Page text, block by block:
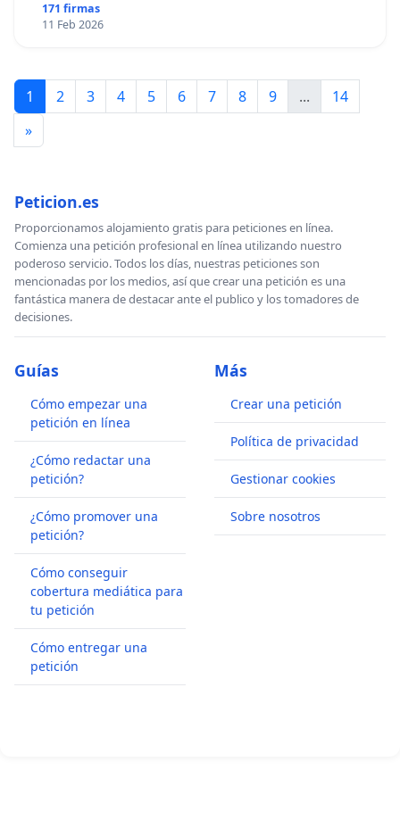
Manu
Clara Alonso
Jiménez
Miembro Colegiada de Izquierda
Pisarello
Prados
Eva García
Sempere
Miembro Colegiada de Izquierda
Unida
Bustamante
Martin
Diputado Unidas Podemos Congreso
Amanda
Meyer
Hidalgo
Miembro Colegiada de Izquierda
José Luis
Centella
Gómez
Presidente Partido Comunista de
España. Miembro Colegiada de
Izquierda Unida
Francisco
Guarido
Viñuela
Alcalde de Zamora.
171 firmas
11 Feb 2026
1 2 3 4 5 6 7 8 9 ...
14
»
Peticion.es
Proporcionamos alojamiento gratis para peticiones en línea.
Comienza una petición profesional en línea utilizando nuestro
poderoso servicio. Todos los días, nuestras peticiones son
mencionadas por los medios, así que crear una petición es una
fantástica manera de destacar ante el publico y los tomadores de
decisiones.
Guías
Cómo empezar una
petición en línea
¿Cómo redactar una
petición?
¿Cómo promover una
petición?
Cómo conseguir
cobertura mediática para
tu petición
Cómo entregar una
petición
Más
Crear una petición
Política de privacidad
Gestionar cookies
Sobre nosotros